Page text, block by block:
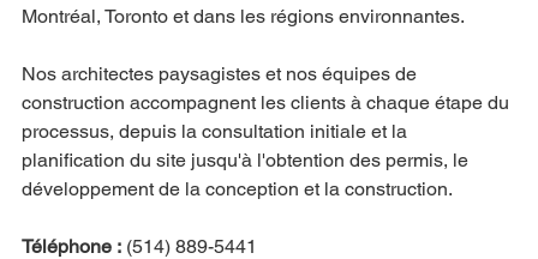
Montréal, Toronto et dans les régions environnantes.
Nos architectes paysagistes et nos équipes de
construction accompagnent les clients à chaque étape du
processus, depuis la consultation initiale et la
planification du site jusqu'à l'obtention des permis, le
développement de la conception et la construction.
Téléphone : (514) 889-5441